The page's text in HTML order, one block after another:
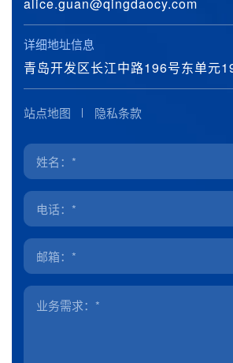
详细地址信息
青岛开发区长江中路196号东单元
站点地图 隐私条款